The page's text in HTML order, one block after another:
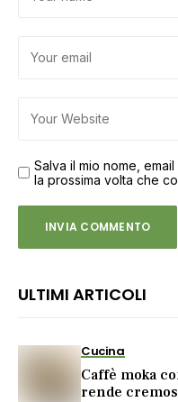
Salva il mio nome,
la prossima volta che
ULTIMI ARTICOLI
Cucina
Caffè moka
rende